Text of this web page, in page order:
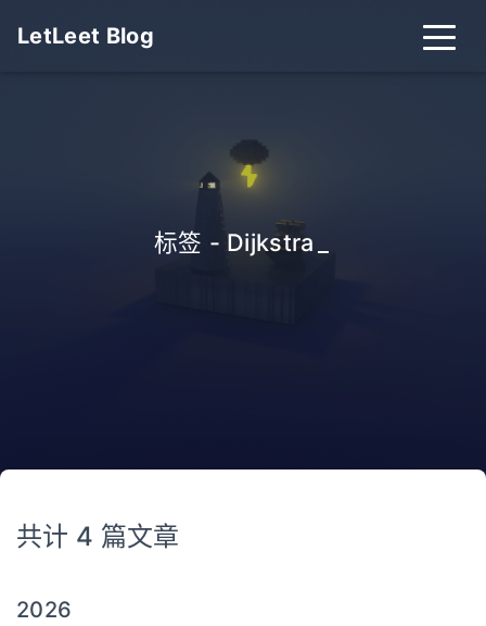
LetLeet Blog
标签 - Dijkstra
共计 4 篇文章
2026